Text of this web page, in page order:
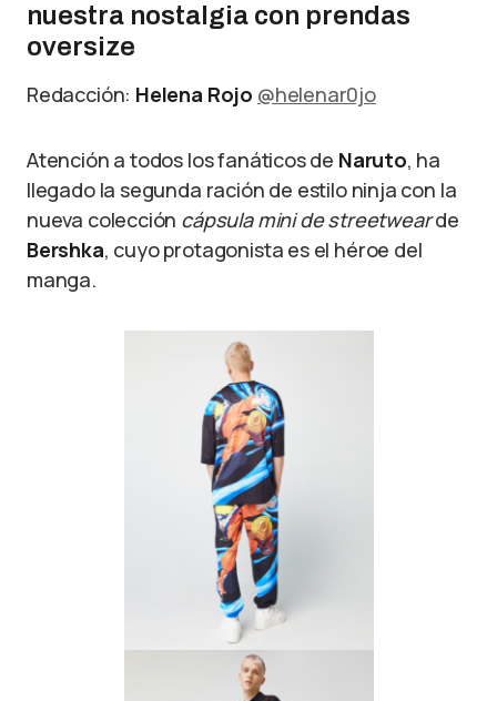
nuestra nostalgia con prendas
oversize
Redacción: Helena Rojo @helenar0jo
Atención a todos los fanáticos de Naruto, ha
llegado la segunda ración de estilo ninja con la
nueva colección cápsula mini de streetwearde
Bershka, cuyo protagonista es el héroe del
manga.